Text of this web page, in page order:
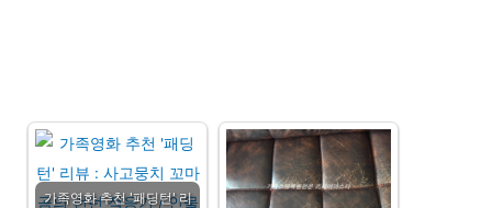
가족영화 추천 '패딩턴' 리